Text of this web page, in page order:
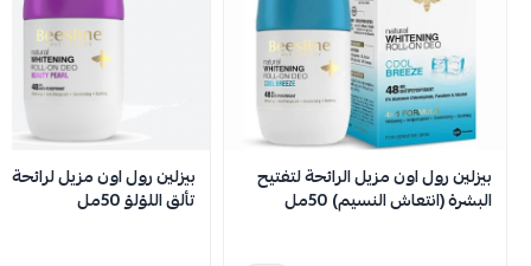
لا توجد تقييمات حاليا
بيزلين رول اون مزيل الرائحة لتفتيح
البشرة (انتعاش النسيم) 50مل
بيزلين رول اون مزيل لرائحة
تألق اللؤلؤ 50مل